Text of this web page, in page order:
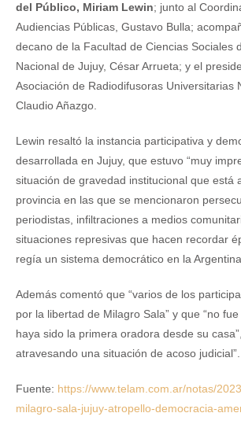
del Público, Miriam Lewin; junto al
Audiencias Públicas, Gustavo Bulla;
decano de la Facultad de Ciencias Sociales
Nacional de Jujuy, César Arrueta; y el
Asociación de Radiodifusoras Universitarias
Claudio Añazgo.
Lewin resaltó la instancia participativa y
desarrollada en Jujuy, que estuvo “muy
situación de gravedad institucional que está
provincia en las que se mencionaron
periodistas, infiltraciones a medios
situaciones represivas que hacen recordar
regía un sistema democrático en la
Además comentó que “varios de los
por la libertad de Milagro Sala” y que “no
haya sido la primera oradora desde su
atravesando una situación de acoso judicial”.
Fuente: https://www.telam.com.ar/notas/
milagro-sala-jujuy-atropello-democracia-